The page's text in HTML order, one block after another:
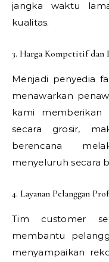
jangka waktu
kualitas.
3. Harga Kompetitif dan
Menjadi penyedia
menawarkan
kami memberikan
secara grosir,
berencana
menyeluruh secara
4. Layanan Pelanggan
Tim customer
membantu
menyampaikan